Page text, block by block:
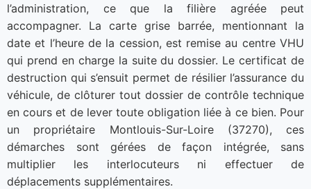
l’administration, ce que la filière agréée peut
accompagner. La carte grise barrée, mentionnant la
date et l’heure de la cession, est remise au centre VHU
qui prend en charge la suite du dossier. Le certificat de
destruction qui s’ensuit permet de résilier l’assurance du
véhicule, de clôturer tout dossier de contrôle technique
en cours et de lever toute obligation liée à ce bien. Pour
un propriétaire Montlouis-Sur-Loire (37270), ces
démarches sont gérées de façon intégrée, sans
multiplier les interlocuteurs ni effectuer de
déplacements supplémentaires.